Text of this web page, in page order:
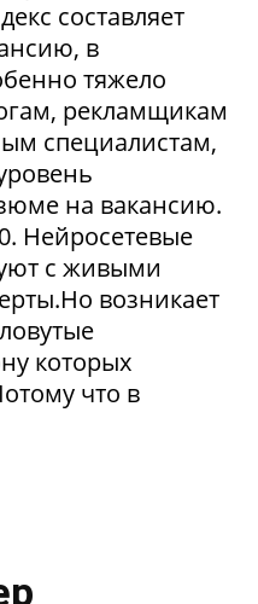
составляет
в
тяжело
рекламщикам
специалистам,
на вакансию.
Нейросетевые
с живыми
возникает
которых
что в